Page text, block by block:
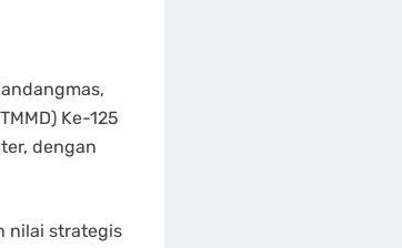
Ke-125
dengan
nilai strategis